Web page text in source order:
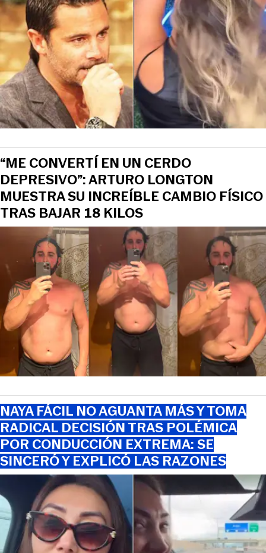
“ME CONVERTÍ EN UN CERDO
DEPRESIVO”: ARTURO LONGTON
MUESTRA SU INCREÍBLE CAMBIO FÍSICO
TRAS BAJAR 18 KILOS
NAYA FÁCIL NO AGUANTA MÁS Y TOMA
RADICAL DECISIÓN TRAS POLÉMICA
POR CONDUCCIÓN EXTREMA: SE
SINCERÓ Y EXPLICÓ LAS RAZONES